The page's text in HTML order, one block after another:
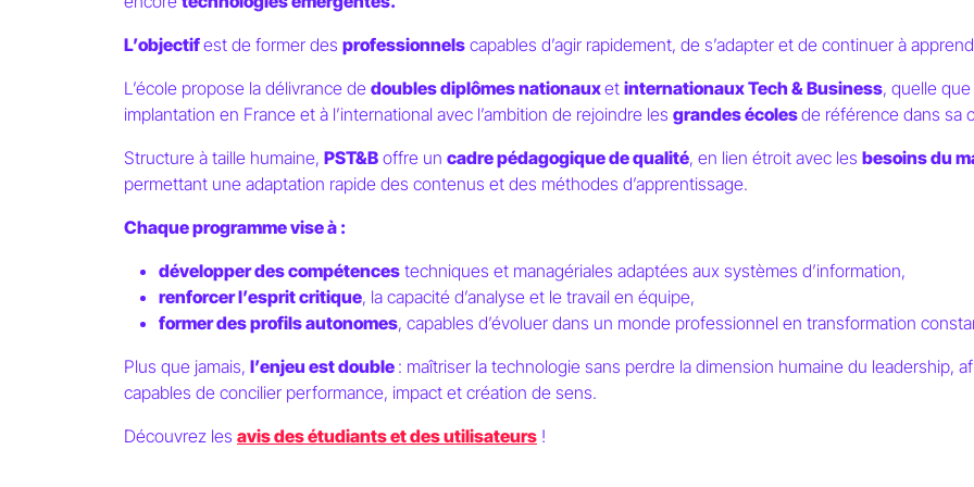
L’objectifest de former des professionnels capables d’agir rapidement, de s’adapter et de continuer à
L’école propose la délivrance de doubles diplômes nationauxet internationaux Tech & Business, quelle
implantation en France et à l’international avec l’ambition de rejoindre les grandes écolesde référence dans sa
Structure à taille humaine, PST&B offre un cadre pédagogique de qualité, en lien étroit avec les besoins du
permettant une adaptation rapide des contenus et des méthodes d’apprentissage.
Chaque programme vise à :
développer des compétences techniques et managériales adaptées aux systèmes d’information,
renforcer l’esprit critique, la capacité d’analyse et le travail en équipe,
former des profils autonomes, capables d’évoluer dans un monde professionnel en transformation
Plus que jamais, l’enjeu est double : maîtriser la technologie sans perdre la dimension humaine du leadership,
capables de concilier performance, impact et création de sens.
Découvrez les avis des étudiants et des utilisateurs !